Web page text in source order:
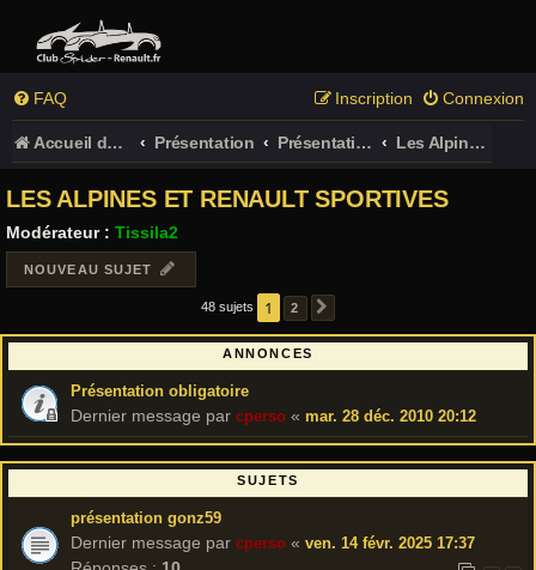
FAQ Connexion
Inscription
Accueil du forum Présentation Présentation des membres (obligatoire !) Les Alpines et Renault sportives
LES ALPINES ET RENAULT SPORTIVES
Modérateur : Tissila2
NOUVEAU SUJET
48 sujets 1 2
ANNONCES
Présentation obligatoire
Dernier message par cperso « mar. 28 déc. 2010 20:12
SUJETS
présentation gonz59
Dernier message par cperso « ven. 14 févr. 2025 17:37